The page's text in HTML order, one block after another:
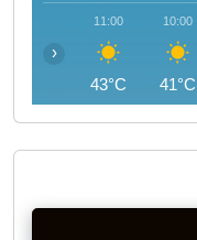
10:00
41°C
11:00
43°C
‹